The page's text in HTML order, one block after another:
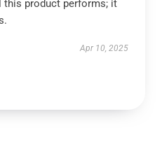
this product performs; it
Apr 10, 2025